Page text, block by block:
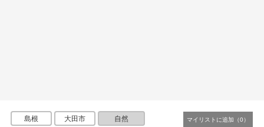
島根 大田市 自然